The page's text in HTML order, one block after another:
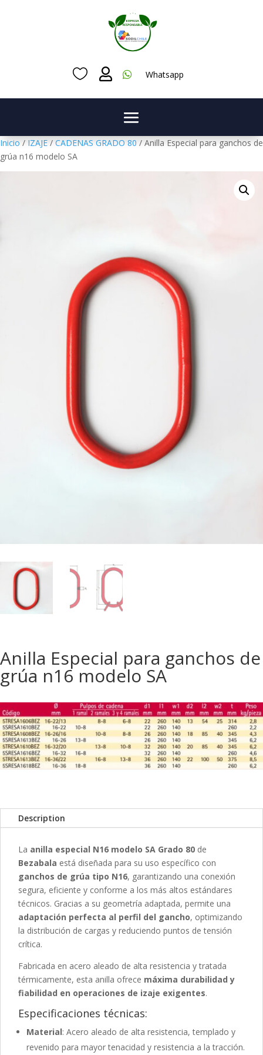
   Whatsapp
Inicio / IZAJE / CADENAS GRADO 80 / Anilla Especial para ganchos de
grúa n16 modelo SA
Anilla Especial para ganchos de
grúa n16 modelo SA
Description
La anilla especial N16 modelo SA Grado 80 de
Bezabala está diseñada para su uso específico con
ganchos de grúa tipo N16, garantizando una conexión
segura, eficiente y conforme a los más altos estándares
técnicos. Gracias a su geometría adaptada, permite una
adaptación perfecta al perfil del gancho, optimizando
la distribución de cargas y reduciendo puntos de tensión
crítica.
Fabricada en acero aleado de alta resistencia y tratada
térmicamente, esta anilla ofrece máxima durabilidad y
fiabilidad en operaciones de izaje exigentes.
Especificaciones técnicas:
Material: Acero aleado de alta resistencia, templado y
revenido para mayor tenacidad y resistencia a la tracción.